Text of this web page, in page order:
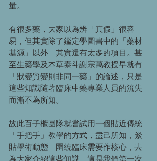
量。
有很多藥，大家以為辨「真假」很容
易，但其實除了鑑定學圖書中的「藥材
基源」以外，其實還有太多的項目。甚
至生藥學及本草泰斗謝宗萬教授早就有
「狀變質變則非同一藥」的論述，只是
這些知識隨著臨床中藥專業人員的流失
而漸不為所知。
故此百子櫃團隊就嘗試用一個貼近傳統
「手把手」教學的方式，盡己所知，緊
貼學術動態，圍繞臨床需要作核心，去
為大家介紹這些知識。這是我們第一次